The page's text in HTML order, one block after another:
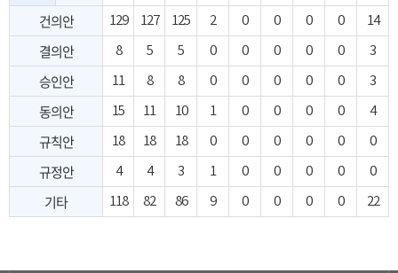
건의안 129 127 125 2 0 0 0 0 14
결의안 8 5 5 0 0 0 0 0 3
승인안 11 8 8 0 0 0 0 0 3
동의안 15 11 10 1 0 0 0 0 4
규칙안 18 18 18 0 0 0 0 0 0
규정안 4 4 3 1 0 0 0 0 0
기타 118 82 86 9 0 0 0 0 22